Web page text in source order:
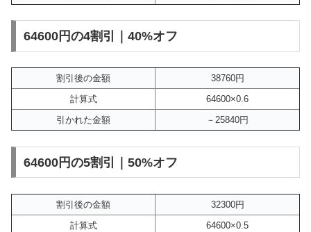
64600円の4割引｜40%オフ
割引後の金額
38760円
計算式
64600×0.6
引かれた金額
－25840円
64600円の5割引｜50%オフ
割引後の金額
32300円
計算式
64600×0.5